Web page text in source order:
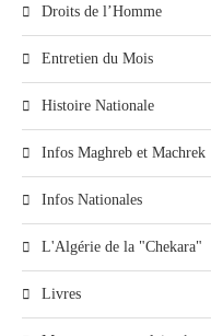
Droits de l’Homme
Entretien du Mois
Histoire Nationale
Infos Maghreb et Machrek
Infos Nationales
L'Algérie de la "Chekara"
Livres